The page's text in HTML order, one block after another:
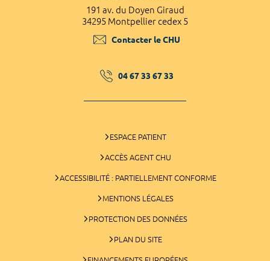
191 av. du Doyen Giraud
34295 Montpellier cedex 5
Contacter le CHU
04 67 33 67 33
ESPACE PATIENT
ACCÈS AGENT CHU
ACCESSIBILITÉ : PARTIELLEMENT CONFORME
MENTIONS LÉGALES
PROTECTION DES DONNÉES
PLAN DU SITE